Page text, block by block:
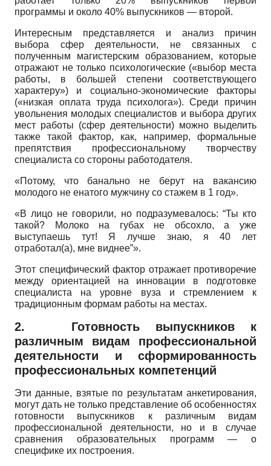
программы и около 40% выпускников — второй.
Интересным представляется и анализ причин
выбора сфер деятельности, не связанных с
полученным магистерским образованием, которые
отражают не только психологические («выбор места
работы, в большей степени соответствующего
характеру») и социально-экономические факторы
(«низкая оплата труда психолога»). Среди причин
увольнения молодых специалистов и выбора других
мест работы (сфер деятельности) можно выделить
также такой фактор, как, например, формальные
препятствия профессиональному творчеству
специалиста со стороны работодателя.
«Потому, что банально не берут на вакансию
молодого не енатого мужчину со стажем в 1 год».
«В лицо не говорили, но подразумевалось: “Ты кто
такой? Молоко на губах не обсохло, а уже
выступаешь тут! Я лучше знаю, я 40 лет
отработал(а), мне виднее”».
Этот специфический фактор отражает противоречие
между ориентацией на инновации в подготовке
специалиста на уровне вуза и стремлением к
традиционным формам работы на местах.
2. Готовность выпускников к
различным видам профессиональной
деятельности и сформированность
профессиональных компетенций
Эти данные, взятые по результатам анкетирования,
могут дать не только представление об особенностях
готовности выпускников к различным видам
профессиональной деятельности, но и в случае
сравнения образовательных программ — о
специфике их построения.